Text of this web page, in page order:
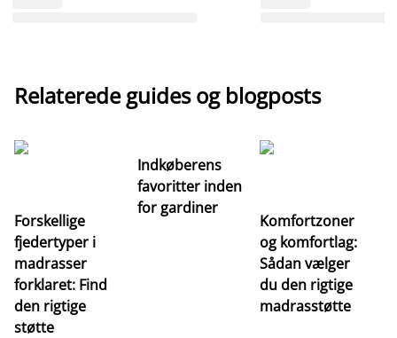
Relaterede guides og blogposts
Forskellige
fjedertyper i
madrasser
forklaret: Find
den rigtige
støtte
Indkøberens
favoritter inden
for gardiner
Komfortzoner
og komfortlag:
Sådan vælger
du den rigtige
madrasstøtte